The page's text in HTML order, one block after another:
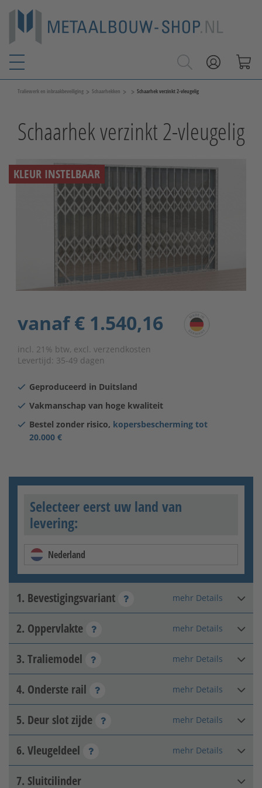
Traliewerk en inbraakbeveiliging > Schaarhekken > > Schaarhek verzinkt 2-vleugelig
Schaarhek verzinkt 2-vleugelig
KLEUR INSTELBAAR
vanaf€ 1.540,16
incl. 21% btw, excl. verzendkosten
Levertijd: 35-49 dagen
Geproduceerd in Duitsland
Vakmanschap van hoge kwaliteit
Bestel zonder risico, kopersbescherming tot
20.000 €
Selecteer eerst uw land van
levering:
Nederland
1. Bevestigingsvariant mehr Details
Montage in de negge
Montage voor de negge
2. Oppervlakte mehr Details
Thermisch verzinkt
3. Traliemodel mehr Details
Vaststaand binnen
4. Onderste rail mehr Details
5. Deur slot zijde mehr Details
Deurslot rechts
6. Vleugeldeel mehr Details
7. Sluitcilinder